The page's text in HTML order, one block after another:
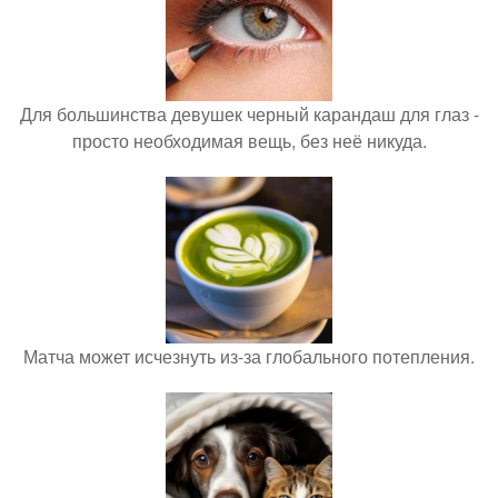
Для большинства девушек черный карандаш для глаз -
просто необходимая вещь, без неё никуда.
Матча может исчезнуть из-за глобального потепления.